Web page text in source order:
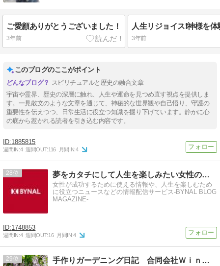
ご愛顧ありがとうございました！
3年前 3年前
このブログのここがポイント
スピリチュアルと歴史の融合文章
宇宙や霊界、歴史の深層に触れ、人生や運命を見つめ直す視点を提供しま
す。一見散文のような文章を通じて、神秘的な世界観や自己悟り、守護の
重要性を伝えつつ、日常生活に役立つ知識を掘り下げています。静かに心
の底から惹かれる読者を引き込む内容です。
1885815
週間IN:4 週間OUT:116 月間IN:4
28 夢をカタチにして人生を楽しみたい女性のためのブログマガジン
女性が成功するために使える情報や、人生を楽しむため
に役立つニュースなどの情報配信サービス-BYNAL BLOG
MAGAZINE-
1748853
週間IN:4 週間OUT:16 月間IN:4
29 手作りガーデニング日記 合同会社Ｗｉｎｄｆｉｅｌｄｗａｙ